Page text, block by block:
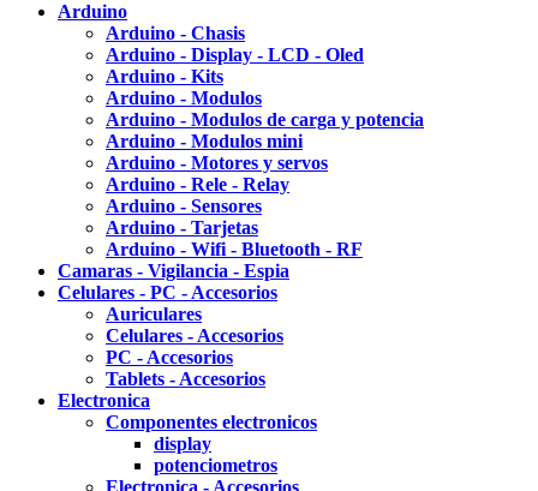
Arduino
Arduino - Chasis
Arduino - Display - LCD - Oled
Arduino - Kits
Arduino - Modulos
Arduino - Modulos de carga y potencia
Arduino - Modulos mini
Arduino - Motores y servos
Arduino - Rele - Relay
Arduino - Sensores
Arduino - Tarjetas
Arduino - Wifi - Bluetooth - RF
Camaras - Vigilancia - Espia
Celulares - PC - Accesorios
Auriculares
Celulares - Accesorios
PC - Accesorios
Tablets - Accesorios
Electronica
Componentes electronicos
display
potenciometros